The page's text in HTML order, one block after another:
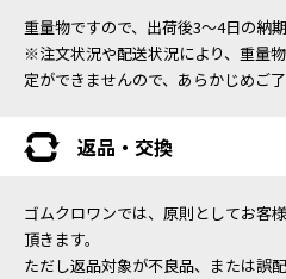
重量物ですので、出荷後3～4日の納
※注文状況や配送状況により、重量
定ができませんので、あらかじめご了
返品・交換
ゴムクロワンでは、原則としてお客
頂きます。
ただし返品対象が不良品、または誤